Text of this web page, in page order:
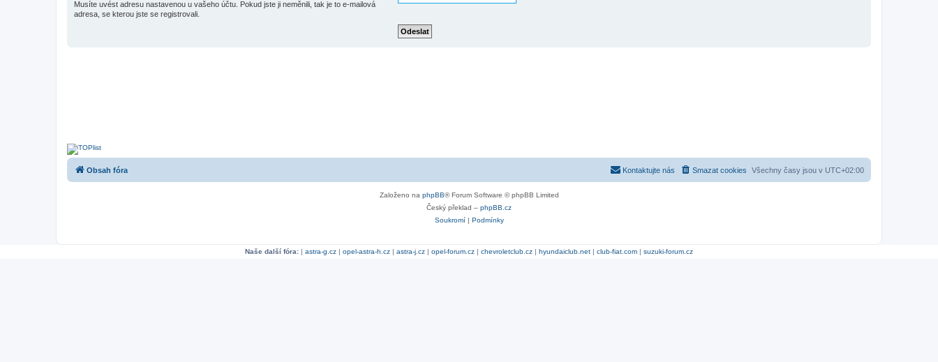
Musíte uvést adresu nastavenou u vašeho účtu. Pokud jste ji neměnili, tak je to e-mailová
adresa, se kterou jste se registrovali.
Obsah fóra Všechny časy jsou v UTC+02:00
Smazat cookies
Kontaktujte nás
Založeno na phpBB® Forum Software © phpBB Limited
Český překlad – phpBB.cz
Soukromí| Podmínky
Naše další fóra: | astra-g.cz | opel-astra-h.cz | astra-j.cz | opel-forum.cz | chevroletclub.cz | hyundaiclub.net | club-fiat.com | suzuki-forum.cz